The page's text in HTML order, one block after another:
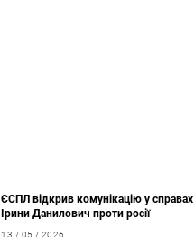
ЄСПЛ відкрив комунікацію у справах
Ірини Данилович проти росії